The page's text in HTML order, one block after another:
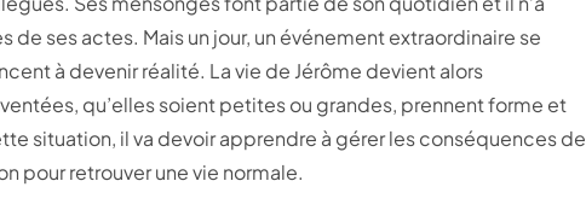
ses actes. Mais un jour, un événement extraordinaire se
à devenir réalité. La vie de Jérôme devient alors
qu’elles soient petites ou grandes, prennent forme et
situation, il va devoir apprendre à gérer les conséquences de
pour retrouver une vie normale.